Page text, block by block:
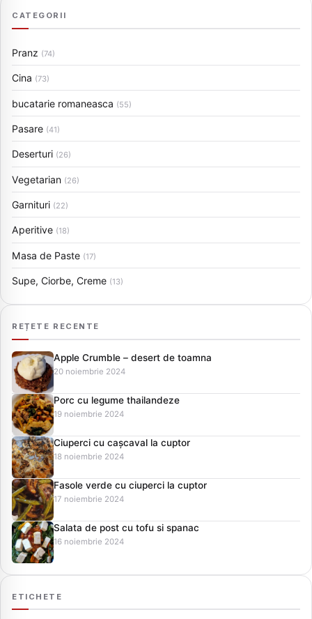
CATEGORII
Pranz (74)
Cina (73)
bucatarie romaneasca (55)
Pasare (41)
Deserturi (26)
Vegetarian (26)
Garnituri (22)
Aperitive (18)
Masa de Paste (17)
Supe, Ciorbe, Creme (13)
REȚETE RECENTE
Apple Crumble – desert de toamna
20 noiembrie 2024
Porc cu legume thailandeze
19 noiembrie 2024
Ciuperci cu cașcaval la cuptor
18 noiembrie 2024
Fasole verde cu ciuperci la cuptor
17 noiembrie 2024
Salata de post cu tofu si spanac
16 noiembrie 2024
ETICHETE